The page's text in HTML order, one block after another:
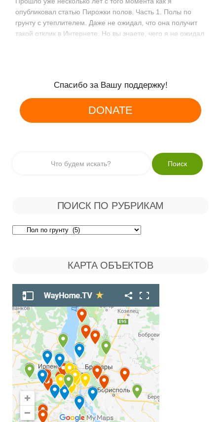
опубликовал статью Пирожки полов. Часть 1. Полы по
грунту с утеплителем. Даже не ожидал, что она получит
такой отклик в Интернете. Но вы знаете, чего я не ожидал
Спасибо за Вашу поддержку!
DONATE
ПОИСК ПО РУБРИКАМ
Поиск
КАРТА ОБЪЕКТОВ